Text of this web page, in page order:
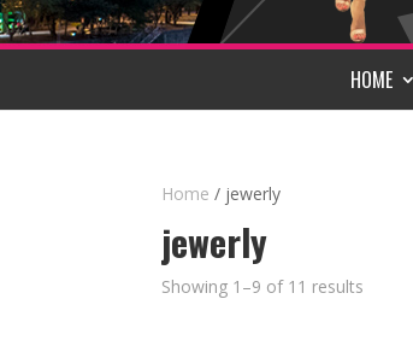
HOME
Home / jewerly
jewerly
Showing 1–9 of 11 results